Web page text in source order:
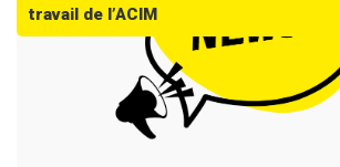
travail de l’ACIM